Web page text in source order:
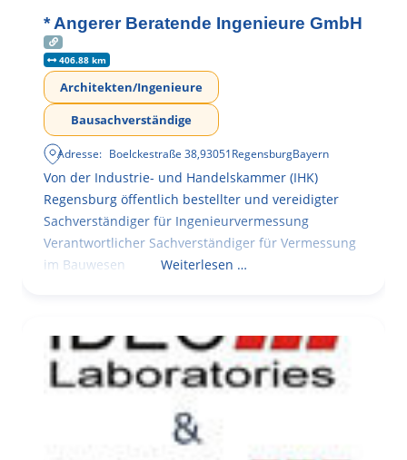
* Angerer Beratende Ingenieure GmbH
406.88 km
Architekten/Ingenieure
Bausachverständige
Adresse: Boelckestraße 38,93051RegensburgBayern
Von der Industrie- und Handelskammer (IHK)
Regensburg öffentlich bestellter und vereidigter
Sachverständiger für Ingenieurvermessung
Verantwortlicher Sachverständiger für Vermessung
im Bauwesen
Weiterlesen …